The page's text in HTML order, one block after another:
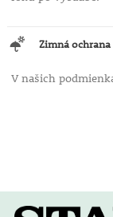
Zimná ochrana
V našich